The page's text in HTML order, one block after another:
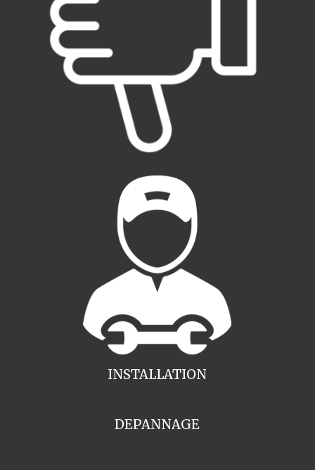
INSTALLATION
DEPANNAGE